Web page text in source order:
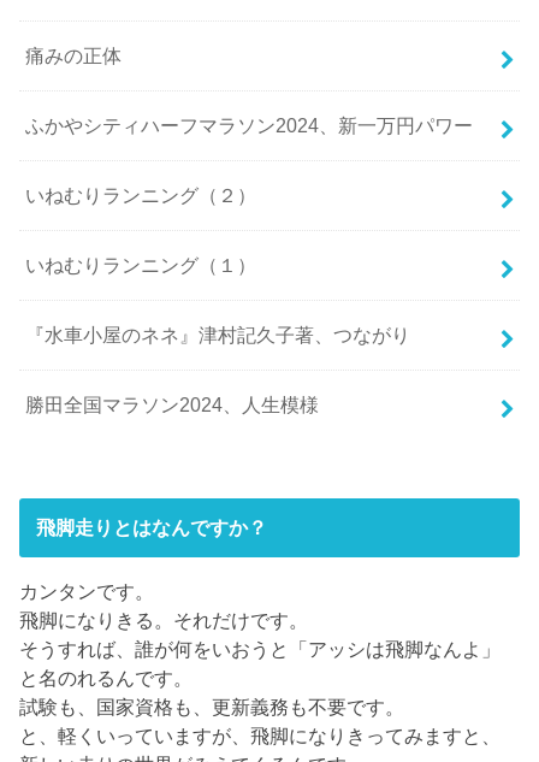
痛みの正体
ふかやシティハーフマラソン2024、新一万円パワー
いねむりランニング（２）
いねむりランニング（１）
『水車小屋のネネ』津村記久子著、つながり
勝田全国マラソン2024、人生模様
飛脚走りとはなんですか？
カンタンです。
飛脚になりきる。それだけです。
そうすれば、誰が何をいおうと「アッシは飛脚なんよ」
と名のれるんです。
試験も、国家資格も、更新義務も不要です。
と、軽くいっていますが、飛脚になりきってみますと、